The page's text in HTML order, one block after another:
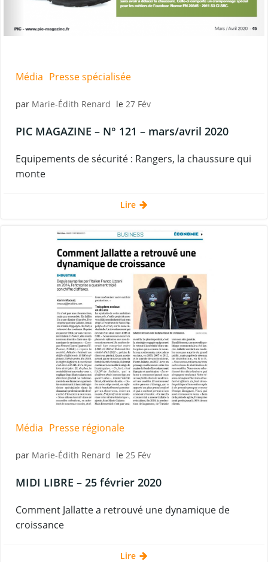
Média Presse spécialisée
par Marie-Édith Renard le 27 Fév
PIC MAGAZINE – N° 121 – mars/avril 2020
Equipements de sécurité : Rangers, la chaussure qui
monte
Lire
Média Presse régionale
par Marie-Édith Renard le 25 Fév
MIDI LIBRE – 25 février 2020
Comment Jallatte a retrouvé une dynamique de
croissance
Lire